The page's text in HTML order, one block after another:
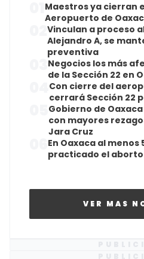
Maestros ya cierran
Aeropuerto de
Vinculan a proceso
Alejandro A, se
preventiva
Negocios los más
de la Sección 22 en
Con cierre del
cerrará Sección 22
Gobierno de
con mayores
Jara Cruz
En Oaxaca al
practicado el aborto
VER MAS